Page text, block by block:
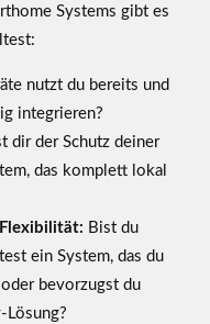
Systems gibt es
nutzt du bereits und
integrieren?
dir der Schutz deiner
das komplett lokal
Bist du
ein System, das du
bevorzugst du
Lösung?